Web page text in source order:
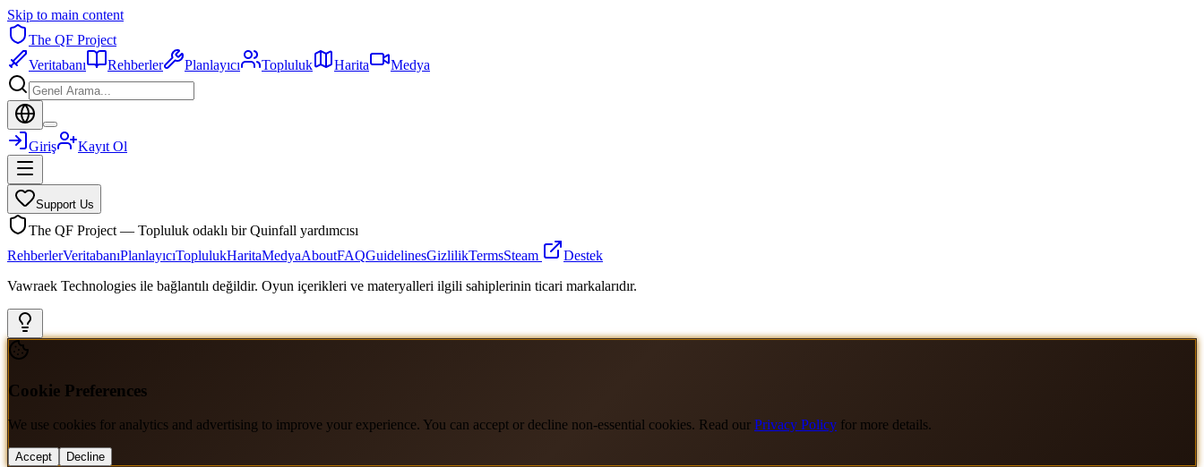
Skip to main content
The QF Project
Veritabanı
Rehberler Planlayıcı Topluluk Harita Medya
Giriş Kayıt Ol
Support Us
The QF Project — Topluluk odaklı bir Quinfall yardımcısı
RehberlerVeritabanıPlanlayıcıToplulukHaritaMedyaAboutFAQGuidelinesGizlilikTermsSteam
Destek
Vawraek Technologies ile bağlantılı değildir. Oyun içerikleri ve materyalleri ilgili sahiplerinin ticari markalarıdır.
Cookie Preferences
We use cookies for analytics and advertising to improve your experience. You can accept or decline non-essential cookies. Read our Privacy Policy for more details.
Accept Decline